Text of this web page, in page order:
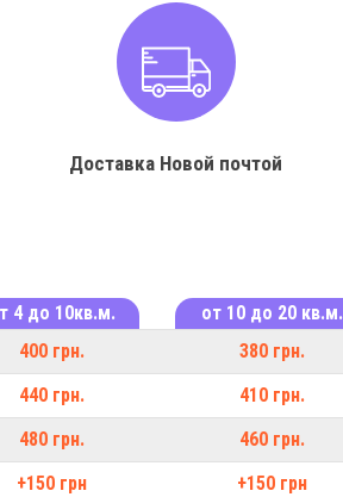
Доставка Новой почтой
4 до 10кв.м. от 10 до 20 кв.м.
400 грн. 380 грн.
440 грн. 410 грн.
480 грн. 460 грн.
+150 грн +150 грн